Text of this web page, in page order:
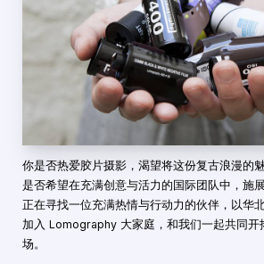
你是否热爱胶片摄影，渴望将这份复古浪漫的
是否希望在充满创意与活力的国际团队中，施
正在寻找一位充满热情与行动力的伙伴，以华
加入 Lomography 大家庭，和我们一起共同开
场。